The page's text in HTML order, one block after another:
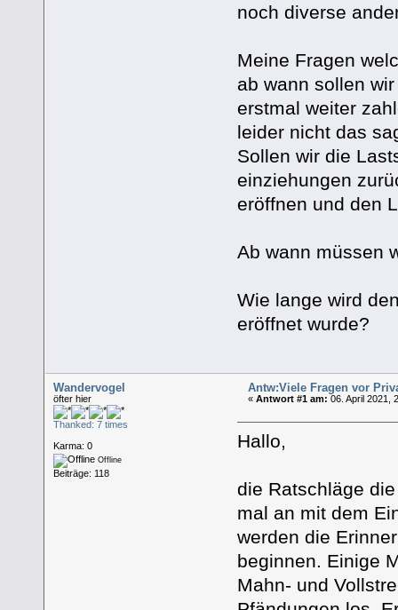
noch diverse
Meine Fragen
ab wann sollen
erstmal weiter
leider nicht das
Sollen wir die
einziehungen
eröffnen und den
Ab wann müssen
Wie lange wird
eröffnet wurde?
Wandervogel
öfter hier
Thanked: 7 times
Karma: 0
Offline
Beiträge: 118
Antw:Viele Fragen vor
«Antwort #1 am: 06. April 2021,
Hallo,
die Ratschläge
mal an mit dem
werden die
beginnen. Einige
Mahn- und